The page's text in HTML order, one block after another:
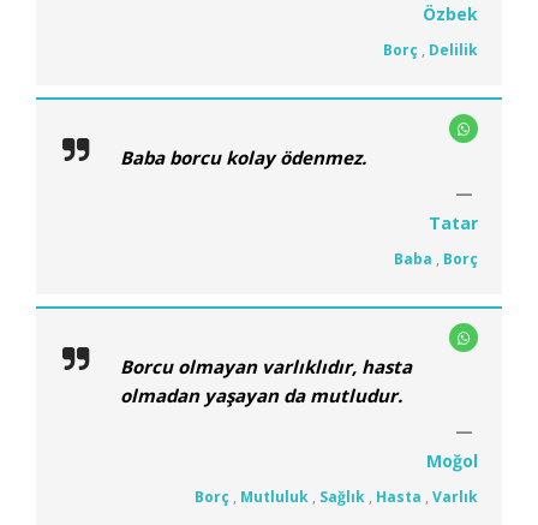
Özbek
Borç , Delilik
Baba borcu kolay ödenmez.
Tatar
Baba , Borç
Borcu olmayan varlıklıdır, hasta
olmadan yaşayan da mutludur.
Moğol
Borç , Mutluluk , Sağlık , Hasta , Varlık